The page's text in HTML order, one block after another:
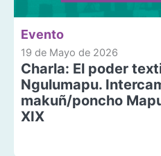
Evento
19 de Mayo de 2026
Charla: El poder
Ngulumapu.
makuñ/poncho
XIX